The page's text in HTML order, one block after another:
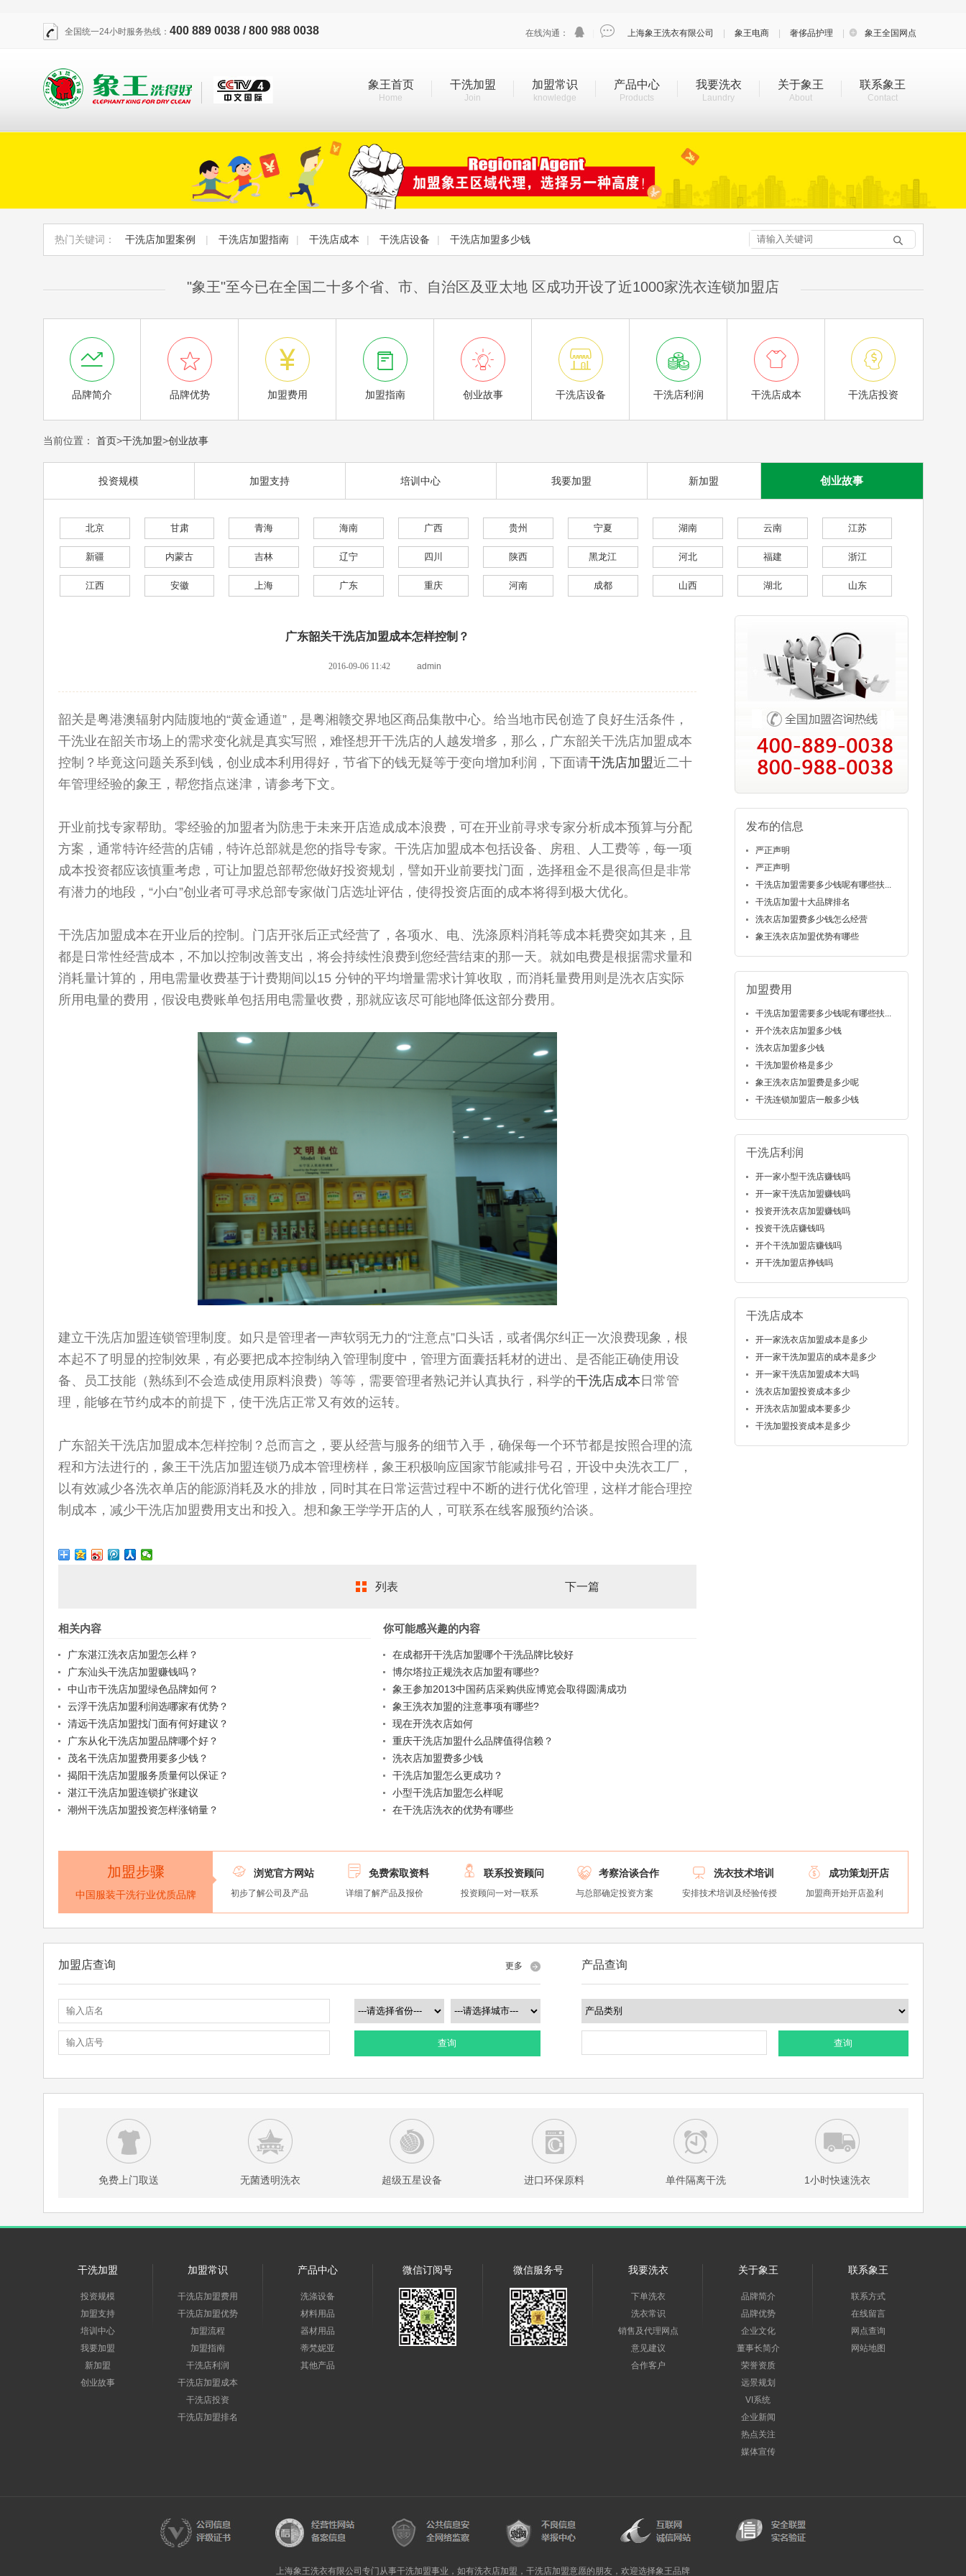
全国统一24小时服务热线： 400 889 0038 / 800 988 0038 在线沟通：   上海象王洗衣有限公司 象王电商 奢侈品护理  象王全国网点
象王首页
Home
干洗加盟
Join
加盟常识
knowledge
产品中心
Products
我要洗衣
Laundry
关于象王
About
联系象王
Contact
热门关键词： 干洗店加盟案例 | 干洗店加盟指南 | 干洗店成本 | 干洗店设备 | 干洗店加盟多少钱 
"象王"至今已在全国二十多个省、市、自治区及亚太地 区成功开设了近1000家洗衣连锁加盟店

品牌简介

品牌优势

加盟费用

加盟指南

创业故事

干洗店设备

干洗店利润

干洗店成本

干洗店投资
当前位置： 首页>干洗加盟>创业故事
投资规模 加盟支持 培训中心 我要加盟 新加盟 创业故事
北京 甘肃 青海 海南 广西 贵州 宁夏 湖南 云南 江苏
新疆 内蒙古 吉林 辽宁 四川 陕西 黑龙江 河北 福建 浙江
江西 安徽 上海 广东 重庆 河南 成都 山西 湖北 山东
广东韶关干洗店加盟成本怎样控制？
2016-09-06 11:42 admin
韶关是粤港澳辐射内陆腹地的“黄金通道”，是粤湘赣交界地区商品集散中心。给当地市民创造了良好生活条件，
干洗业在韶关市场上的需求变化就是真实写照，难怪想开干洗店的人越发增多，那么，广东韶关干洗店加盟成本
控制？毕竟这问题关系到钱，创业成本利用得好，节省下的钱无疑等于变向增加利润，下面请干洗店加盟近二十
年管理经验的象王，帮您指点迷津，请参考下文。
开业前找专家帮助。零经验的加盟者为防患于未来开店造成成本浪费，可在开业前寻求专家分析成本预算与分配
方案，通常特许经营的店铺，特许总部就是您的指导专家。干洗店加盟成本包括设备、房租、人工费等，每一项
成本投资都应该慎重考虑，可让加盟总部帮您做好投资规划，譬如开业前要找门面，选择租金不是很高但是非常
有潜力的地段，“小白”创业者可寻求总部专家做门店选址评估，使得投资店面的成本将得到极大优化。
干洗店加盟成本在开业后的控制。门店开张后正式经营了，各项水、电、洗涤原料消耗等成本耗费突如其来，且
都是日常性经营成本，不加以控制改善支出，将会持续性浪费到您经营结束的那一天。就如电费是根据需求量和
消耗量计算的，用电需量收费基于计费期间以15 分钟的平均增量需求计算收取，而消耗量费用则是洗衣店实际
所用电量的费用，假设电费账单包括用电需量收费，那就应该尽可能地降低这部分费用。
建立干洗店加盟连锁管理制度。如只是管理者一声软弱无力的“注意点”口头话，或者偶尔纠正一次浪费现象，根
本起不了明显的控制效果，有必要把成本控制纳入管理制度中，管理方面囊括耗材的进出、是否能正确使用设
备、员工技能（熟练到不会造成使用原料浪费）等等，需要管理者熟记并认真执行，科学的干洗店成本 日常管
理，能够在节约成本的前提下，使干洗店正常又有效的运转。
广东韶关干洗店加盟成本怎样控制？总而言之，要从经营与服务的细节入手，确保每一个环节都是按照合理的流
程和方法进行的，象王干洗店加盟连锁乃成本管理榜样，象王积极响应国家节能减排号召，开设中央洗衣工厂，
以有效减少各洗衣单店的能源消耗及水的排放，同时其在日常运营过程中不断的进行优化管理，这样才能合理控
制成本，减少干洗店加盟费用支出和投入。想和象王学学开店的人，可联系在线客服预约洽谈。
列表 下一篇
相关内容
广东湛江洗衣店加盟怎么样？
广东汕头干洗店加盟赚钱吗？
中山市干洗店加盟绿色品牌如何？
云浮干洗店加盟利润选哪家有优势？
清远干洗店加盟找门面有何好建议？
广东从化干洗店加盟品牌哪个好？
茂名干洗店加盟费用要多少钱？
揭阳干洗店加盟服务质量何以保证？
湛江干洗店加盟连锁扩张建议
潮州干洗店加盟投资怎样涨销量？
你可能感兴趣的内容
在成都开干洗店加盟哪个干洗品牌比较好
博尔塔拉正规洗衣店加盟有哪些?
象王参加2013中国药店采购供应博览会取得圆满成功
象王洗衣加盟的注意事项有哪些?
现在开洗衣店如何
重庆干洗店加盟什么品牌值得信赖？
洗衣店加盟费多少钱
干洗店加盟怎么更成功？
小型干洗店加盟怎么样呢
在干洗店洗衣的优势有哪些
发布的信息
严正声明
严正声明
干洗店加盟需要多少钱呢有哪些扶...
干洗店加盟十大品牌排名
洗衣店加盟费多少钱怎么经营
象王洗衣店加盟优势有哪些
加盟费用
干洗店加盟需要多少钱呢有哪些扶...
开个洗衣店加盟多少钱
洗衣店加盟多少钱
干洗加盟价格是多少
象王洗衣店加盟费是多少呢
干洗连锁加盟店一般多少钱
干洗店利润
开一家小型干洗店赚钱吗
开一家干洗店加盟赚钱吗
投资开洗衣店加盟赚钱吗
投资干洗店赚钱吗
开个干洗加盟店赚钱吗
开干洗加盟店挣钱吗
干洗店成本
开一家洗衣店加盟成本是多少
开一家干洗加盟店的成本是多少
开一家干洗店加盟成本大吗
洗衣店加盟投资成本多少
开洗衣店加盟成本要多少
干洗加盟投资成本是多少
加盟步骤
中国服装干洗行业优质品牌
 浏览官方网站
初步了解公司及产品
 免费索取资料
详细了解产品及报价
 联系投资顾问
投资顾问一对一联系
 考察洽谈合作
与总部确定投资方案
 洗衣技术培训
安排技术培训及经验传授
 成功策划开店
加盟商开始开店盈利
加盟店查询 更多
查询
产品查询
查询
免费上门取送 无菌透明洗衣 超级五星设备 进口环保原料 单件隔离干洗 1小时快速洗衣
干洗加盟
投资规模
加盟支持
培训中心
我要加盟
新加盟
创业故事
加盟常识
干洗店加盟费用
干洗店加盟优势
加盟流程
加盟指南
干洗店利润
干洗店加盟成本
干洗店投资
干洗店加盟排名
产品中心
洗涤设备
材料用品
器材用品
蒂梵妮亚
其他产品
微信订阅号 微信服务号 我要洗衣
下单洗衣
洗衣常识
销售及代理网点
意见建议
合作客户
关于象王
品牌简介
品牌优势
企业文化
董事长简介
荣誉资质
远景规划
VI系统
企业新闻
热点关注
媒体宣传
联系象王
联系方式
在线留言
网点查询
网站地图
上海象王洗衣有限公司专门从事干洗加盟事业，如有洗衣店加盟，干洗店加盟意愿的朋友，欢迎选择象王品牌